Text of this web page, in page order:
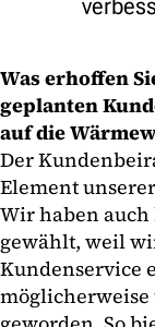
Was erhoffen
geplanten
auf die
Der
Element
Wir haben
gewählt, weil
Kundenservice